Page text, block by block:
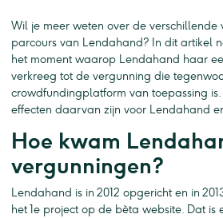
Wil je meer weten over de verschillende
parcours van Lendahand? In dit artikel
het moment waarop Lendahand haar
verkreeg tot de vergunning die
crowdfundingplatform van toepassing
effecten daarvan zijn voor Lendahand
Hoe kwam
vergunningen?
Lendahand is in 2012 opgericht en in
het 1e project op de bèta website. Dat is